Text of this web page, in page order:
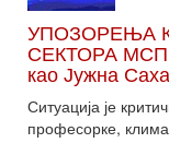
УПОЗОРЕЊА
СЕКТОРА МСП:
као Јужна
Ситуација је
професорке,